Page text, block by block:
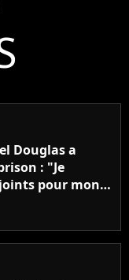
Douglas a
: "Je
pour mon